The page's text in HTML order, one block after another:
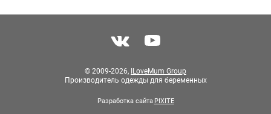
© 2009-2026, ILoveMum Group
Производитель одежды для беременных
Разработка сайта PIXITE